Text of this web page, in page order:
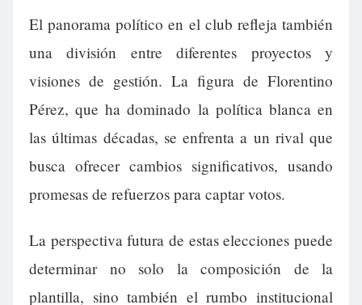
El panorama político en el club refleja también
una división entre diferentes proyectos y
visiones de gestión. La figura de Florentino
Pérez, que ha dominado la política blanca en
las últimas décadas, se enfrenta a un rival que
busca ofrecer cambios significativos, usando
promesas de refuerzos para captar votos.
La perspectiva futura de estas elecciones puede
determinar no solo la composición de la
plantilla, sino también el rumbo institucional